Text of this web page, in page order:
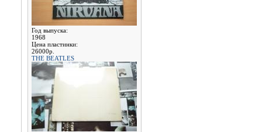
Год выпуска:
1968
Цена пластинки:
26000р.
THE BEATLES